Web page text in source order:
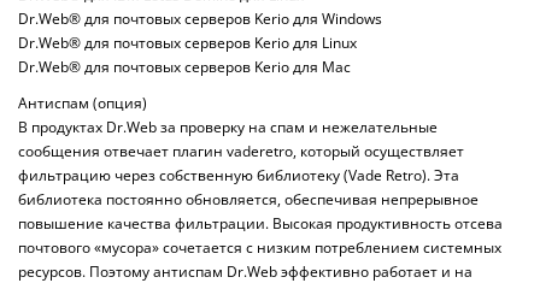
Dr.Web® для почтовых серверов Kerio для Windows
Dr.Web® для почтовых серверов Kerio для Linux
Dr.Web® для почтовых серверов Kerio для Mac
Антиспам (опция)
В продуктах Dr.Web за проверку на спам и нежелательные
сообщения отвечает плагин vaderetro, который осуществляет
фильтрацию через собственную библиотеку (Vade Retro). Эта
библиотека постоянно обновляется, обеспечивая непрерывное
повышение качества фильтрации. Высокая продуктивность отсева
почтового «мусора» сочетается с низким потреблением системных
ресурсов. Поэтому антиспам Dr.Web эффективно работает и на